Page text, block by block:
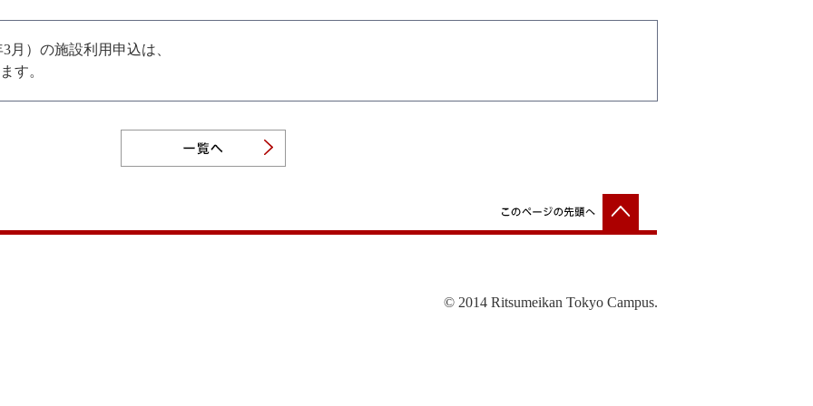
月）の施設利用申込は、
す。
© 2014 Ritsumeikan Tokyo Campus.